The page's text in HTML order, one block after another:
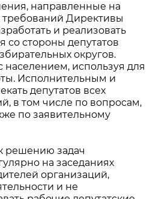
направленные на
Директивы
и реализовать
со стороны депутатов
округов.
населением, используя для
Исполнительным и
депутатов всех
в том числе по вопросам,
по заявительному
решению задач
на заседаниях
организаций,
и не